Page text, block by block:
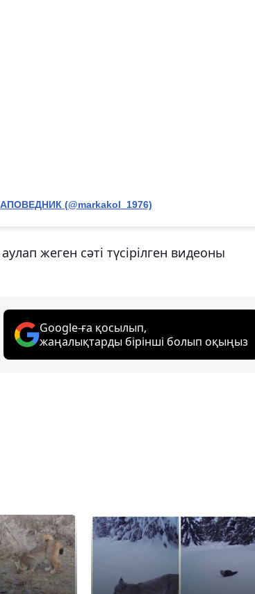
(@markakol_1976)
жеген сәті түсірілген видеоны
Google-ға қосылып,
жаңалықтарды бірінші болып оқыңыз